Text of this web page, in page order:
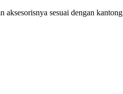
sesuai dengan kantong